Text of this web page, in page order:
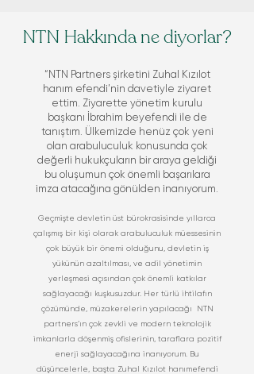
NTN Hakkında ne diyorlar?
“NTN Partners şirketini Zuhal Kızılot
hanım efendi’nin davetiyle ziyaret
ettim. Ziyarette yönetim kurulu
başkanı İbrahim beyefendi ile de
tanıştım. Ülkemizde henüz çok yeni
olan arabuluculuk konusunda çok
değerli hukukçuların bir araya geldiği
bu oluşumun çok önemli başarılara
imza atacağına gönülden inanıyorum.
Geçmişte devletin üst bürokrasisinde yıllarca
çalışmış bir kişi olarak arabuluculuk müessesinin
çok büyük bir önemi olduğunu, devletin iş
yükünün azaltılması, ve adil yönetimin
yerleşmesi açısından çok önemli katkılar
sağlayacağı kuşkusuzdur. Her türlü ihtilafın
çözümünde, müzakerelerin yapılacağı NTN
partners’ın çok zevkli ve modern teknolojik
imkanlarla döşenmiş ofislerinin, taraflara pozitif
enerji sağlayacağına inanıyorum. Bu
düşüncelerle, başta Zuhal Kızılot hanımefendi